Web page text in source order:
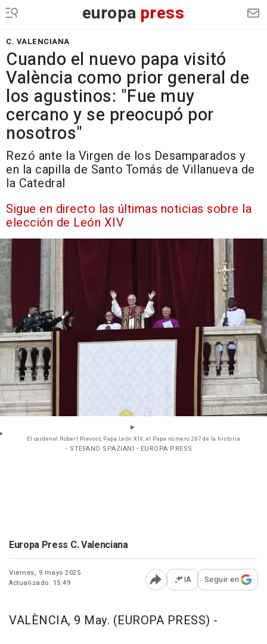
europa press
C. VALENCIANA
Cuando el nuevo papa visitó
València como prior general de
los agustinos: "Fue muy
cercano y se preocupó por
nosotros"
Rezó ante la Virgen de los Desamparados y
en la capilla de Santo Tomás de Villanueva de
la Catedral
Sigue en directo las últimas noticias sobre la
elección de León XIV
El cardenal Robert Prevost, Papa León XIV, el Papa número 267 de la historia
- STEFANO SPAZIANI - EUROPA PRESS
Europa Press C. Valenciana
Viernes, 9 mayo 2025
Actualizado: 15:49
Abrir opciones para
IA Seguir en
VALÈNCIA, 9 May. (EUROPA PRESS) -